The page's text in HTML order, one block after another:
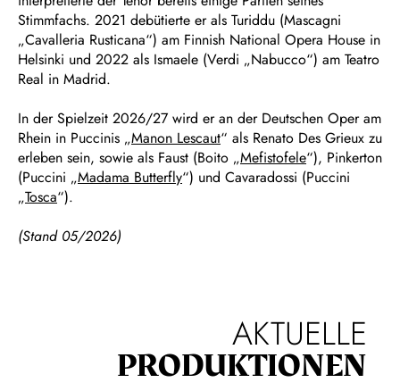
Stimmfachs. 2021 debütierte er als Turiddu (Mascagni
„Cavalleria Rusticana“) am Finnish National Opera House in
Helsinki und 2022 als Ismaele (Verdi „Nabucco“) am Teatro
Real in Madrid.
In der Spielzeit 2026/27 wird er an der Deutschen Oper am
Rhein in Puccinis „Manon Lescaut“ als Renato Des Grieux zu
erleben sein, sowie als Faust (Boito „Mefistofele“), Pinkerton
(Puccini „Madama Butterfly“) und Cavaradossi (Puccini
„Tosca“).
(Stand 05/2026)
AKTUELLE
PRODUKTIONEN